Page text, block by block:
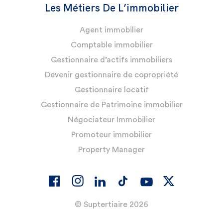
Les Métiers De L’immobilier
Agent immobilier
Comptable immobilier
Gestionnaire d’actifs immobiliers
Devenir gestionnaire de copropriété
Gestionnaire locatif
Gestionnaire de Patrimoine immobilier
Négociateur Immobilier
Promoteur immobilier
Property Manager
© Suptertiaire 2026